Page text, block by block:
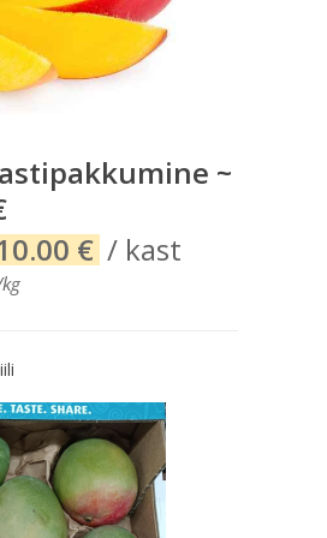
~
€Current
price
/ kast